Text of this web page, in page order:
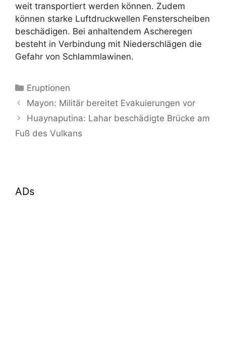
weit transportiert werden können. Zudem
können starke Luftdruckwellen Fensterscheiben
beschädigen. Bei anhaltendem Ascheregen
besteht in Verbindung mit Niederschlägen die
Gefahr von Schlammlawinen.
Kategorien
Eruptionen
Mayon: Militär bereitet Evakuierungen vor
Huaynaputina: Lahar beschädigte Brücke am
Fuß des Vulkans
ADs